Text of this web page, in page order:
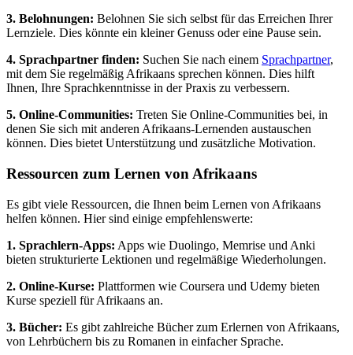
3. Belohnungen: Belohnen Sie sich selbst für das Erreichen Ihrer
Lernziele. Dies könnte ein kleiner Genuss oder eine Pause sein.
4. Sprachpartner finden: Suchen Sie nach einem Sprachpartner,
mit dem Sie regelmäßig Afrikaans sprechen können. Dies hilft
Ihnen, Ihre Sprachkenntnisse in der Praxis zu verbessern.
5. Online-Communities: Treten Sie Online-Communities bei, in
denen Sie sich mit anderen Afrikaans-Lernenden austauschen
können. Dies bietet Unterstützung und zusätzliche Motivation.
Ressourcen zum Lernen von Afrikaans
Es gibt viele Ressourcen, die Ihnen beim Lernen von Afrikaans
helfen können. Hier sind einige empfehlenswerte:
1. Sprachlern-Apps: Apps wie Duolingo, Memrise und Anki
bieten strukturierte Lektionen und regelmäßige Wiederholungen.
2. Online-Kurse: Plattformen wie Coursera und Udemy bieten
Kurse speziell für Afrikaans an.
3. Bücher: Es gibt zahlreiche Bücher zum Erlernen von Afrikaans,
von Lehrbüchern bis zu Romanen in einfacher Sprache.